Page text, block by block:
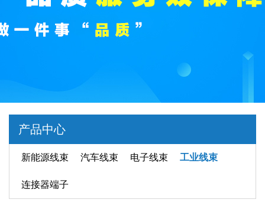
产品中心
新能源线束 汽车线束 电子线束 工业线束
连接器端子